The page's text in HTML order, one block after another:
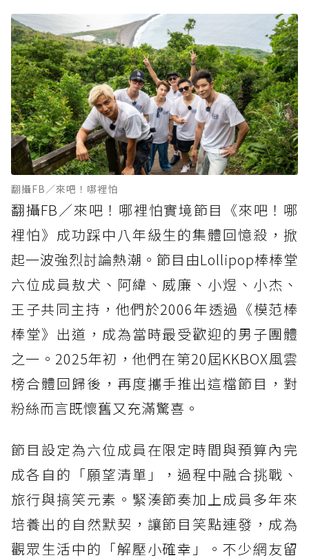
翻攝FB／來吧！哪裡怕
翻攝FB／來吧！哪裡怕實境節目《來吧！哪
裡怕》成功踩中八年級生的集體回憶殺，掀
起一波強烈討論熱潮。節目由Lollipop棒棒堂
六位成員敖犬、阿緯、威廉、小煜、小杰、
王子共同主持，他們於2006年透過《模范棒
棒堂》出道，成為當時最受歡迎的男子團體
之一。2025年初，他們在第20屆KKBOX風雲
榜合體回歸後，再度攜手推出這檔節目，對
粉絲而言既懷舊又充滿驚喜。
節目設定為六位成員在限定時間與預算內完
成各自的「願望清單」，過程中融合挑戰、
旅行與搞笑元素。緊湊節奏加上成員多年來
培養出的自然默契，讓節目笑點連發，成為
觀眾生活中的「解壓小確幸」。不少網友留